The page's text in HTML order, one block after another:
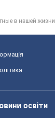
в нашей жизни
освіти